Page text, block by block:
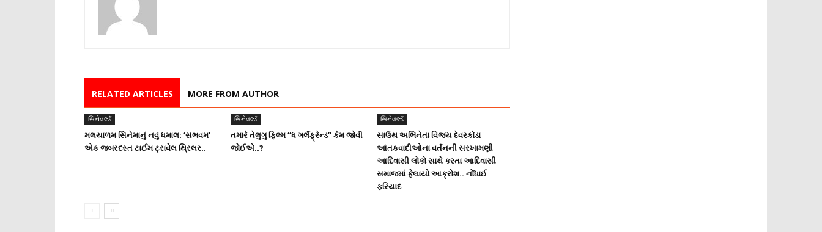
RELATED ARTICLES MORE FROM AUTHOR
સિનેવર્લ્ડ
મલયાળમ સિનેમાનું નવું ધમાલ: ‘સંભવમ’
એક જબરદસ્ત ટાઈમ ટ્રાવેલ થ્રિલર..
સિનેવર્લ્ડ
તમારે તેલુગુ ફિલ્મ “ધ ગર્લફ્રેન્ડ” કેમ જોવી
જોઈએ..?
સિનેવર્લ્ડ
સાઉથ અભિનેતા વિજય દેવરકોંડા
આંતકવાદીઓના વર્તનની સરખામણી
આદિવાસી લોકો સાથે કરતા આદિવાસી
સમાજમાં ફેલાયો આક્રોશ.. નોંધાઈ
ફરિયાદ